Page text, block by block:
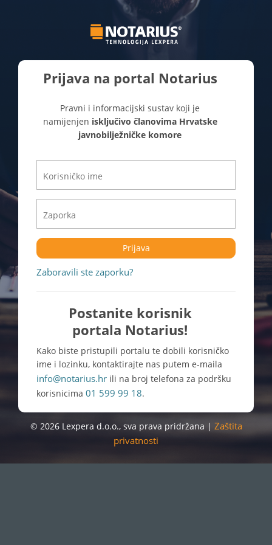
Prijava na portal Notarius
Pravni i informacijski sustav koji je
namijenjen isključivo članovima Hrvatske
javnobilježničke komore
Prijava
Zaboravili ste zaporku?
Postanite korisnik
portala Notarius!
Kako biste pristupili portalu te dobili korisničko
ime i lozinku, kontaktirajte nas putem e-maila
info@notarius.hr ili na broj telefona za podršku
korisnicima 01 599 99 18.
© 2026 Lexpera d.o.o., sva prava pridržana | Zaštita
privatnosti